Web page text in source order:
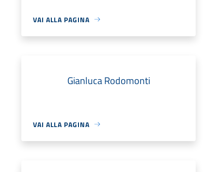
VAI ALLA PAGINA
Gianluca Rodomonti
VAI ALLA PAGINA